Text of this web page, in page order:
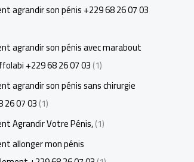
agrandir son pénis +229 68 26 07 03
agrandir son pénis avec marabout
+229 68 26 07 03(1)
agrandir son pénis sans chirurgie
26 07 03(1)
Agrandir Votre Pénis,(1)
allonger mon pénis